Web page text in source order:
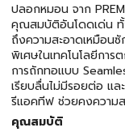
ปลอกหมอน จาก
คุณสมบัติอันโดดเด่น ทั้
ถึงความสะอาดเหมือน
พิเศษในเทคโนโลยีกา
การถักทอแบบ
เรียบลื่นไม่มีรอยต่อ แ
รีแอคทีฟ ช่วยคงความ
คุณสมบัติ